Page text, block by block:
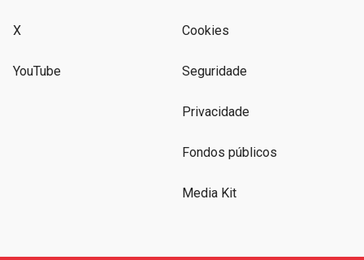
X
YouTube
Cookies
Seguridade
Privacidade
Fondos públicos
Media Kit